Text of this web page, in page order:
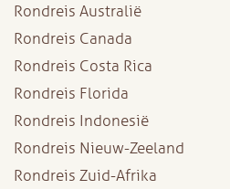
Rondreis Australië
Rondreis Canada
Rondreis Costa Rica
Rondreis Florida
Rondreis Indonesië
Rondreis Nieuw-Zeeland
Rondreis Zuid-Afrika